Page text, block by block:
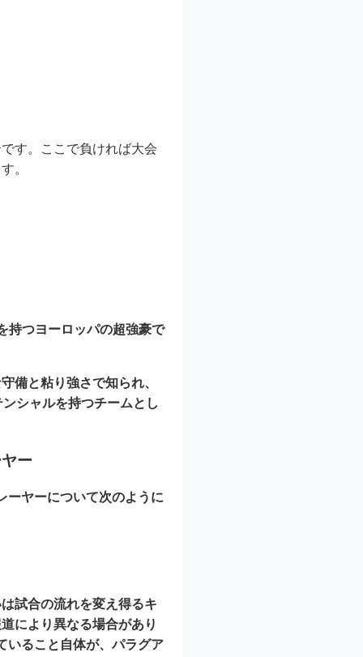
す。ここで負ければ大会
。
持つヨーロッパの超強豪で
備と粘り強さで知られ、
シャルを持つチームとし
ー
ーヤーについて次のように
試合の流れを変え得るキ
により異なる場合があり
いること自体が、パラグア